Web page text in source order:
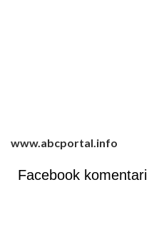
www.abcportal.info
Facebook komentari